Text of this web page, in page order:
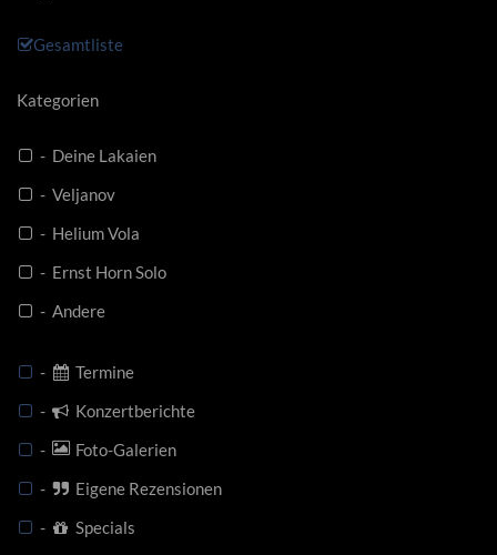
Gesamtliste
Kategorien
- Deine Lakaien
- Veljanov
- Helium Vola
- Ernst Horn Solo
- Andere
-
Termine
-
Konzertberichte
-
Foto-Galerien
-
Eigene Rezensionen
-
Specials